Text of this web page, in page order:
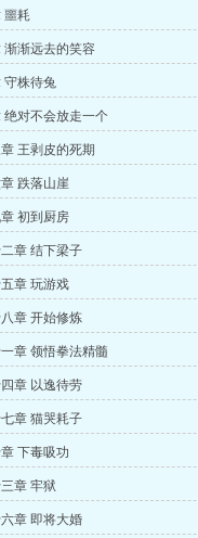
噩耗
渐渐远去的笑容
守株待兔
绝对不会放走一个
王剥皮的死期
跌落山崖
初到厨房
章 结下梁子
章 玩游戏
章 开始修炼
章 领悟拳法精髓
章 以逸待劳
章 猫哭耗子
下毒吸功
章 牢狱
章 即将大婚